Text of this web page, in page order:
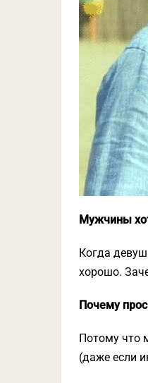
Мужчины
Когда
хорошо.
Почему
Потому что
(даже если